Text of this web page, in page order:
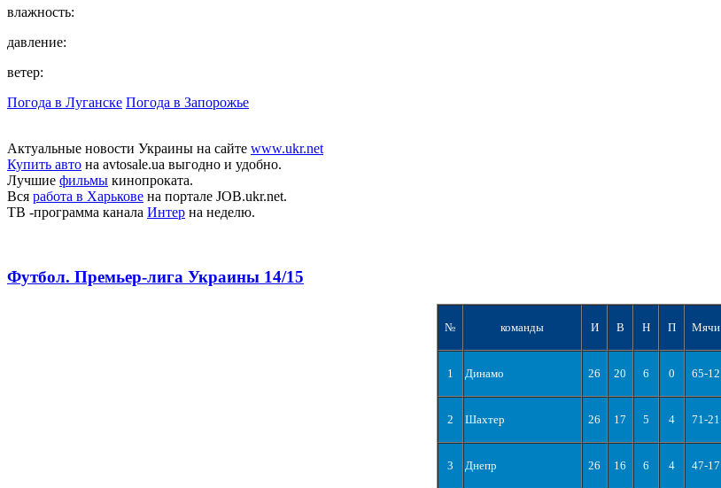
влажность:
давление:
ветер:
Погода в Луганске Погода в Запорожье
Актуальные новости Украины на сайте www.ukr.net
Купить авто на avtosale.ua выгодно и удобно.
Лучшие фильмы кинопроката.
Вся работа в Харькове на портале JOB.ukr.net.
ТВ -программа канала Интер на неделю.
Футбол. Премьер-лига Украины 14/15
№ команды И В Н П Мячи
1 Динамо 26 20 6 0 65-12
2 Шахтер 26 17 5 4 71-21
3 Днепр 26 16 6 4 47-17